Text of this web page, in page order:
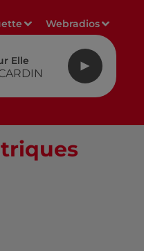
Webradios
Elle